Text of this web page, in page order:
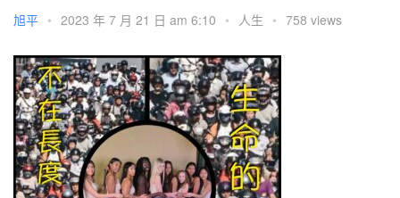
旭平 • 2023 年 7 月 21 日 am 6:10 • 人生 • 758 views